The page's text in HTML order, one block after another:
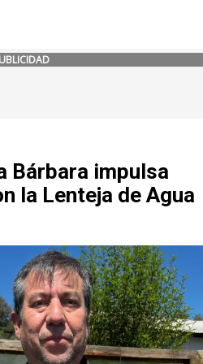
Bárbara impulsa
la Lenteja de Agua